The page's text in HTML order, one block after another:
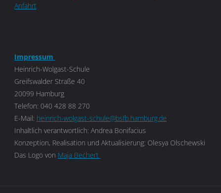
Anfahrt
Impressum
Heinrich-Wolgast-Schule
Greifswalder Straße 40
20099 Hamburg
Telefon: 040 428 88 270
E-Mail: heinrich-wolgast-schule@bsfb.hamburg.de
Inhaltlich verantwortlich: Andrea Bonifacius
Konzeption, Realisation und Aktualisierung: Olesya Olschewski
Das Logo von Maja Bechert